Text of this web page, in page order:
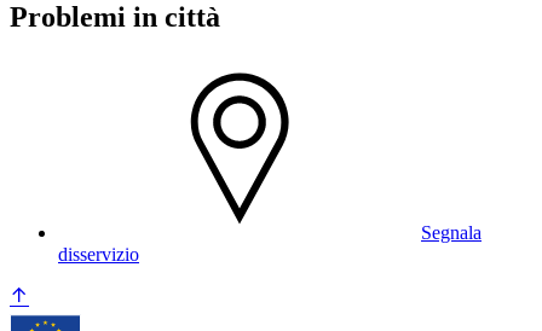
Problemi in città
Segnala
disservizio